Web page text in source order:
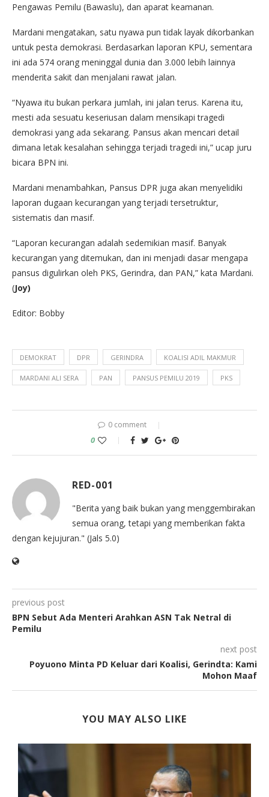
Pengawas Pemilu (Bawaslu), dan aparat keamanan.
Mardani mengatakan, satu nyawa pun tidak layak dikorbankan
untuk pesta demokrasi. Berdasarkan laporan KPU, sementara
ini ada 574 orang meninggal dunia dan 3.000 lebih lainnya
menderita sakit dan menjalani rawat jalan.
“Nyawa itu bukan perkara jumlah, ini jalan terus. Karena itu,
mesti ada sesuatu keseriusan dalam mensikapi tragedi
demokrasi yang ada sekarang. Pansus akan mencari detail
dimana letak kesalahan sehingga terjadi tragedi ini,” ucap juru
bicara BPN ini.
Mardani menambahkan, Pansus DPR juga akan menyelidiki
laporan dugaan kecurangan yang terjadi tersetruktur,
sistematis dan masif.
“Laporan kecurangan adalah sedemikian masif. Banyak
kecurangan yang ditemukan, dan ini menjadi dasar mengapa
pansus digulirkan oleh PKS, Gerindra, dan PAN,” kata Mardani.
(Joy)
Editor: Bobby
DEMOKRAT DPR GERINDRA KOALISI ADIL MAKMUR
MARDANI ALI SERA PAN PANSUS PEMILU 2019 PKS
0 comment
0
RED-001
"Berita yang baik bukan yang menggembirakan
semua orang, tetapi yang memberikan fakta
dengan kejujuran." (Jals 5.0)
previous post
BPN Sebut Ada Menteri Arahkan ASN Tak Netral di
Pemilu
next post
Poyuono Minta PD Keluar dari Koalisi, Gerindta: Kami
Mohon Maaf
YOU MAY ALSO LIKE